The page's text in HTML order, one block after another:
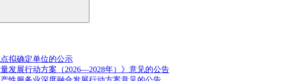
拟确定单位的公示
发展行动方案（2026—2028年）》意见的公告